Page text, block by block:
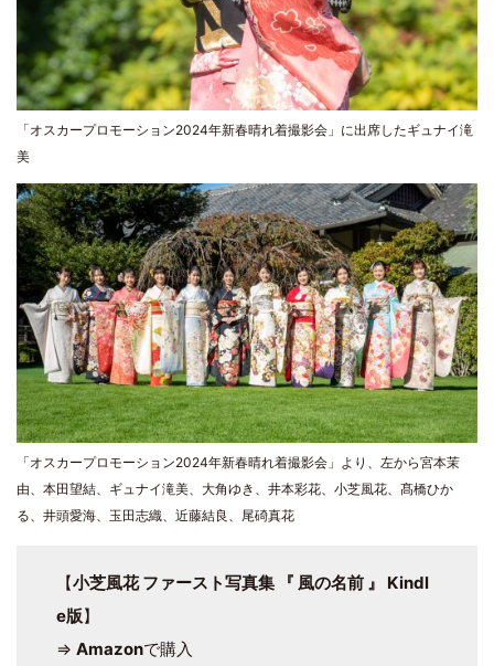
「オスカープロモーション2024年新春晴れ着撮影会」に出席したギュナイ滝
美
「オスカープロモーション2024年新春晴れ着撮影会」より、左から宮本茉
由、本田望結、ギュナイ滝美、大角ゆき、井本彩花、小芝風花、髙橋ひか
る、井頭愛海、玉田志織、近藤結良、尾碕真花
【小芝風花 ファースト写真集 『 風の名前 』 Kindl
e版】
⇒ Amazonで購入